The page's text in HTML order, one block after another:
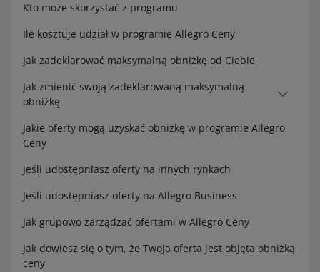
Kto może skorzystać z programu
Ile kosztuje udział w programie Allegro Ceny
Jak zadeklarować maksymalną obniżkę od Ciebie
Jak zmienić swoją zadeklarowaną maksymalną
obniżkę
Jakie oferty mogą uzyskać obniżkę w programie Allegro
Ceny
Jeśli udostępniasz oferty na innych rynkach
Jeśli udostępniasz oferty na Allegro Business
Jak grupowo zarządzać ofertami w Allegro Ceny
Jak dowiesz się o tym, że Twoja oferta jest objęta obniżką
ceny